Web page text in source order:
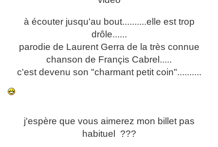
à écouter jusqu'au bout..........elle est trop
drôle......
parodie de Laurent Gerra de la très connue
chanson de Françis Cabrel.....
c'est devenu son "charmant petit coin"..........
j'espère que vous aimerez mon billet pas
habituel ???